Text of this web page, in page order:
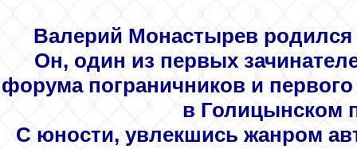
Валерий Монастырев родился
Он, один из первых
форума пограничников и
в Голицынском
С юности, увлекшись жанром